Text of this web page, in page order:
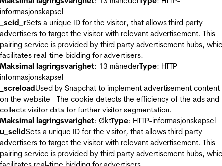
informasjonskapsel
_scid_rSets a unique ID for the visitor, that allows third party
advertisers to target the visitor with relevant advertisement. This
pairing service is provided by third party advertisement hubs,
facilitates real-time bidding for advertisers.
Maksimal lagringsvarighet: 13 månederType: HTTP-
informasjonskapsel
_screloadUsed by Snapchat to implement advertisement content
on the website - The cookie detects the efficiency of the ads and
collects visitor data for further visitor segmentation.
Maksimal lagringsvarighet: ØktType: HTTP-informasjonskapsel
u_sclidSets a unique ID for the visitor, that allows third party
advertisers to target the visitor with relevant advertisement. This
pairing service is provided by third party advertisement hubs,